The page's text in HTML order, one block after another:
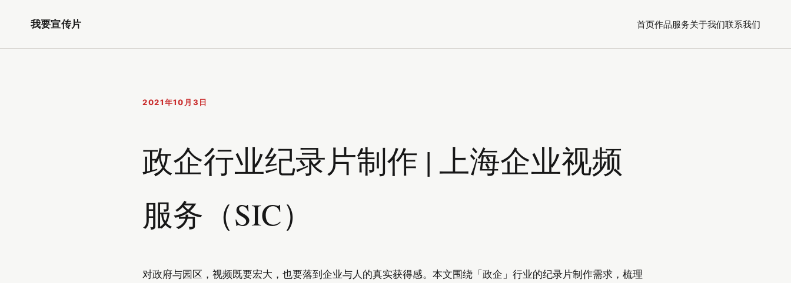
我要宣传片 首页作品服务关于我们联系我们
2021年10月3日
政企行业纪录片制作 | 上海企业视频
服务（SIC）
对政府与园区，视频既要宏大，也要落到企业与人的真实获得感。本文围绕「政企」行业的纪录片制作需求，梳理